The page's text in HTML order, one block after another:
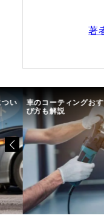
著
い 車のコーティングお
び方も解説